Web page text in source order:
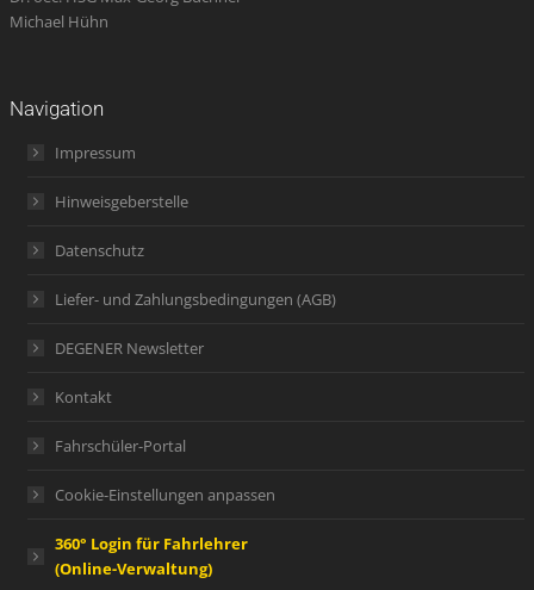
Michael Hühn
Navigation
Impressum
Hinweisgeberstelle
Datenschutz
Liefer- und Zahlungsbedingungen (AGB)
DEGENER Newsletter
Kontakt
Fahrschüler-Portal
Cookie-Einstellungen anpassen
360° Login für Fahrlehrer
(Online-Verwaltung)